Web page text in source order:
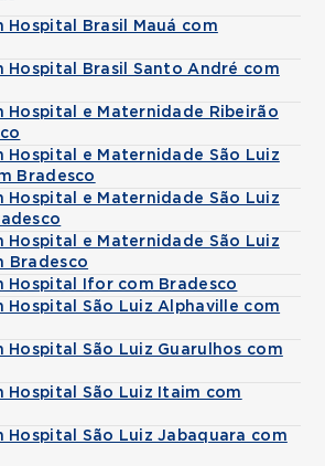
Hospital Brasil Mauá com
Hospital Brasil Santo André com
Hospital e Maternidade Ribeirão
Hospital e Maternidade São Luiz
Bradesco
Hospital e Maternidade São Luiz
Hospital e Maternidade São Luiz
Bradesco
Hospital Ifor com Bradesco
Hospital São Luiz Alphaville com
Hospital São Luiz Guarulhos com
Hospital São Luiz Itaim com
Hospital São Luiz Jabaquara com